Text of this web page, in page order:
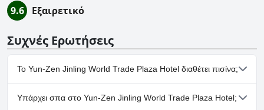
9.6 Εξαιρετικό
Συχνές Ερωτήσεις
Το Yun-Zen Jinling World Trade Plaza Hotel διαθέτει πισίνα;
Όχι, το Yun-Zen Jinling World Trade Plaza Hotel δεν διαθέτει
πισίνα.
Υπάρχει σπα στο Yun-Zen Jinling World Trade Plaza Hotel;